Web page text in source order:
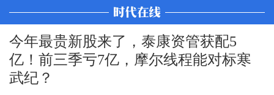
今年最贵新股来了，泰康资管获配5
亿！前三季亏7亿，摩尔线程能对标寒
武纪？